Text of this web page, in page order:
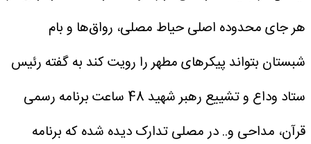
هر جای محدوده اصلی حیاط مصلی، رواق‌ها و بام
شبستان بتواند پیکرهای مطهر را رویت کندبه گفته رئیس
ستاد وداع و تشییع رهبر شهید 48 ساعت برنامه رسمی
قرآن، مداحی و.. در مصلی تدارک دیده شده که برنامه